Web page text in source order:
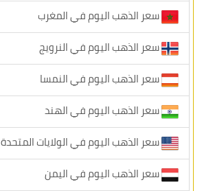
سعر الذهب اليوم في المغرب
سعر الذهب اليوم في النرويج
سعر الذهب اليوم في النمسا
سعر الذهب اليوم في الهند
سعر الذهب اليوم في الولايات المتحدة
سعر الذهب اليوم في اليمن